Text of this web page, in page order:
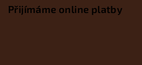
Přijímáme online platby